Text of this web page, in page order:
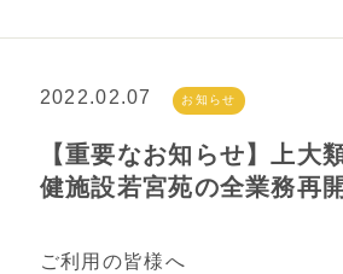
2022.02.07 お知らせ
【重要なお知らせ】上大
健施設若宮苑の全業務再
ご利用の皆様へ